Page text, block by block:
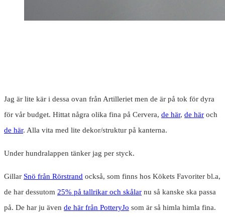
Jag är lite kär i dessa ovan från Artilleriet men de är på tok för dyra
för vår budget. Hittat några olika fina på Cervera, de här, de här och
de här. Alla vita med lite dekor/struktur på kanterna.
Under hundralappen tänker jag per styck.
Gillar Snö från Rörstrand också, som finns hos Kökets Favoriter bl.a,
de har dessutom 25% på tallrikar och skålar nu så kanske ska passa
på. De har ju även de här från PotteryJo som är så himla himla fina.